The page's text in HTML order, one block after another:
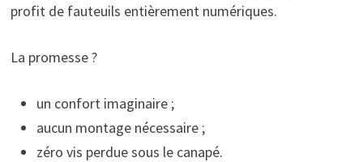
profit de fauteuils entièrement numériques.
La promesse ?
un confort imaginaire ;
aucun montage nécessaire ;
zéro vis perdue sous le canapé.